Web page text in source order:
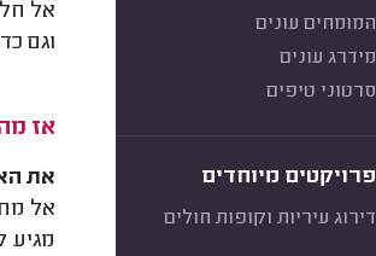
המומחים עונים
מידרג עונים
סרטוני טיפים
פרויקטים מיוחדים
דירוג עיריות וקופות חולים
אל
וגם
אז
את
אל
מגיע